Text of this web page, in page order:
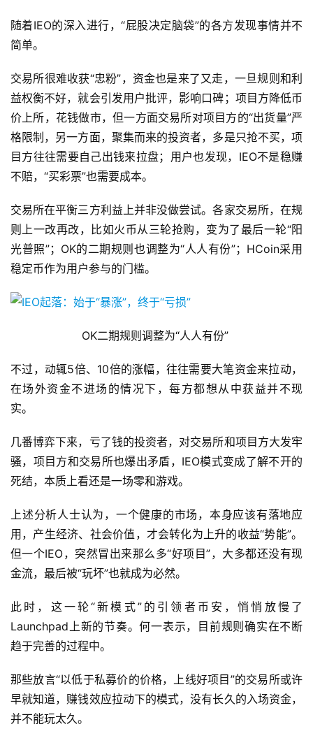
随着IEO的深入进行，“屁股决定脑袋”的各方发现事情并不
简单。
交易所很难收获“忠粉”，资金也是来了又走，一旦规则和利
益权衡不好，就会引发用户批评，影响口碑；项目方降低币
价上所，花钱做市，但一方面交易所对项目方的“出货量”严
格限制，另一方面，聚集而来的投资者，多是只抢不买，项
目方往往需要自己出钱来拉盘；用户也发现，IEO不是稳赚
不赔，“买彩票”也需要成本。
交易所在平衡三方利益上并非没做尝试。各家交易所，在规
则上一改再改，比如火币从三轮抢购，变为了最后一轮“阳
光普照”；OK的二期规则也调整为“人人有份”；HCoin采用
稳定币作为用户参与的门槛。
OK二期规则调整为“人人有份”
不过，动辄5倍、10倍的涨幅，往往需要大笔资金来拉动，
在场外资金不进场的情况下，每方都想从中获益并不现
实。
几番博弈下来，亏了钱的投资者，对交易所和项目方大发牢
骚，项目方和交易所也爆出矛盾，IEO模式变成了解不开的
死结，本质上看还是一场零和游戏。
上述分析人士认为，一个健康的市场，本身应该有落地应
用，产生经济、社会价值，才会转化为上升的收益“势能”。
但一个IEO，突然冒出来那么多“好项目”，大多都还没有现
金流，最后被“玩坏”也就成为必然。
此时，这一轮“新模式”的引领者币安，悄悄放慢了
Launchpad上新的节奏。何一表示，目前规则确实在不断
趋于完善的过程中。
那些放言“以低于私募价的价格，上线好项目”的交易所或许
早就知道，赚钱效应拉动下的模式，没有长久的入场资金，
并不能玩太久。